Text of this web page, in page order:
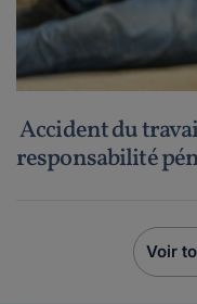
Accident du
responsabilité
Voir